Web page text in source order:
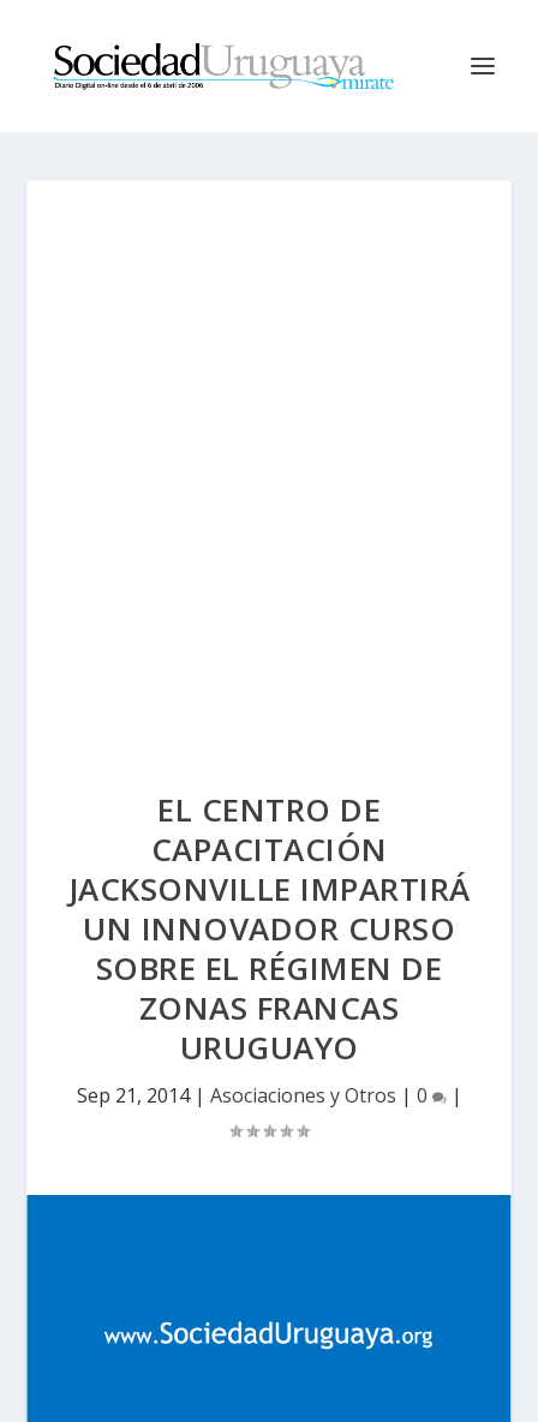
EL CENTRO DE
CAPACITACIÓN
JACKSONVILLE IMPARTIRÁ
UN INNOVADOR CURSO
SOBRE EL RÉGIMEN DE
ZONAS FRANCAS
URUGUAYO
Sep 21, 2014| Asociaciones y Otros | 0 |